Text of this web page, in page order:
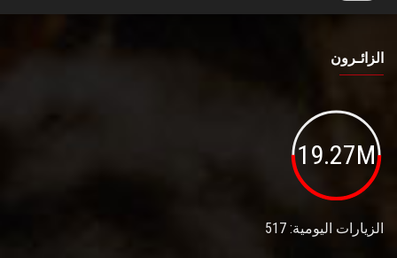
الزائـرون
19.27M
الزيارات اليومية: 517